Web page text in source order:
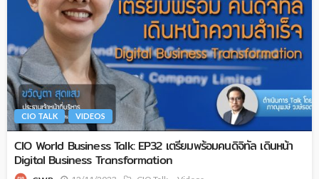
CIO TALK VIDEOS
CIO World Business Talk: EP32 เตรียมพร้อมคนดิจิทัล เดินหน้า
Digital Business Transformation